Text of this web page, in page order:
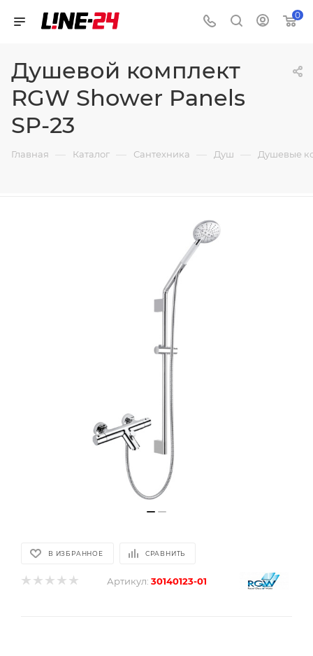
0
Душевой комплект
RGW Shower Panels
SP-23
Главная — Каталог — Сантехника — Душ — Душевые
В ИЗБРАННОЕ СРАВНИТЬ
Артикул: 30140123-01